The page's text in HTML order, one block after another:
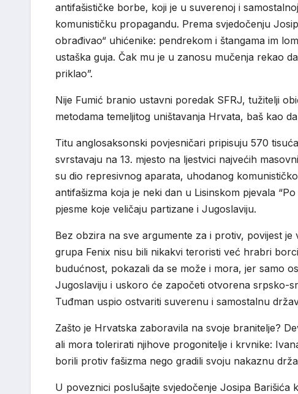
antifašističke borbe, koji je u suverenoj i
komunističku propagandu. Prema svjedočenju
obrađivao“ uhićenike: pendrekom i štangama im
ustaška guja. Čak mu je u zanosu mučenja rekao
priklao”.
Nije Fumić branio ustavni poredak SFRJ, tužitelji
metodama temeljitog uništavanja Hrvata, baš kao
Titu anglosaksonski povjesničari pripisuju 570
svrstavaju na 13. mjesto na ljestvici najvećih
su dio represivnog aparata, uhodanog
antifašizma koja je neki dan u Lisinskom pjevala
pjesme koje veličaju partizane i Jugoslaviju.
Bez obzira na sve argumente za i protiv, povijest
grupa Fenix nisu bili nikakvi teroristi već hrabri
budućnost, pokazali da se može i mora, jer samo
Jugoslaviju i uskoro će započeti otvorena srpsko-
Tuđman uspio ostvariti suverenu i samostalnu
Zašto je Hrvatska zaboravila na svoje branitelje?
ali mora tolerirati njihove progonitelje i krvnike:
borili protiv fašizma nego gradili svoju nakaznu
U poveznici poslušajte svjedočenje Josipa